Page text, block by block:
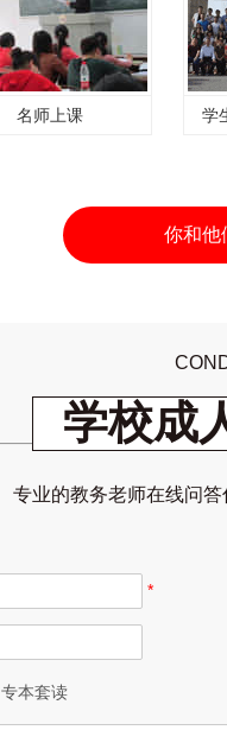
名师上课 学
你和他
学校成
专业的教务老师在线问
*
专本套读